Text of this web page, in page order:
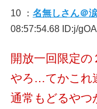
10 ： 名無しさん＠
08:57:54.68 ID:j/
開放一回限定の
やろ…てかこれ
通常もどるやつ